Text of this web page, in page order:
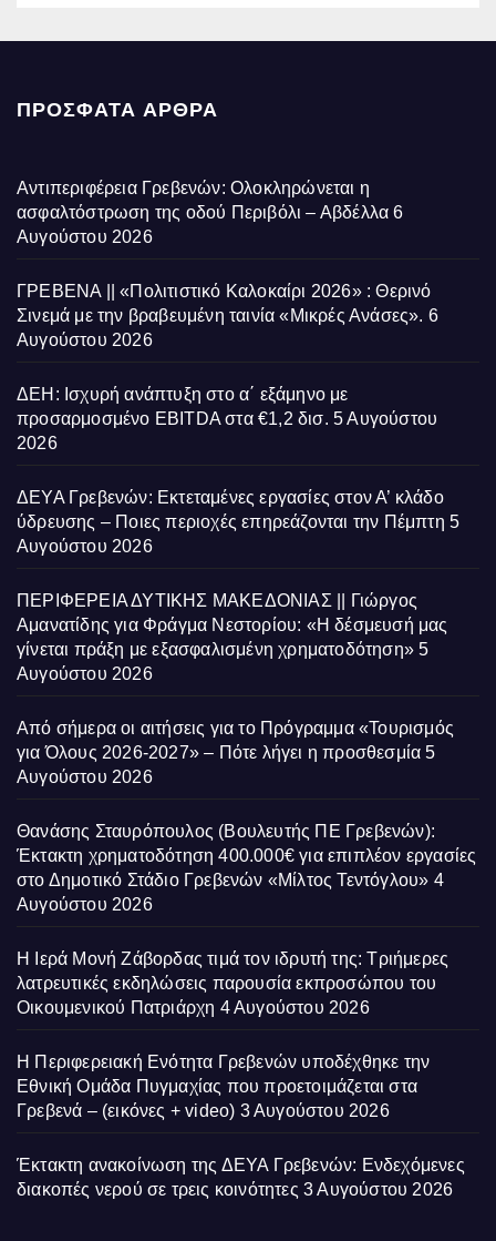
ΠΡΌΣΦΑΤΑ ΆΡΘΡΑ
Αντιπεριφέρεια Γρεβενών: Ολοκληρώνεται η
ασφαλτόστρωση της οδού Περιβόλι – Αβδέλλα 6
Αυγούστου 2026
ΓΡΕΒΕΝΑ || «Πολιτιστικό Καλοκαίρι 2026» : Θερινό
Σινεμά με την βραβευμένη ταινία «Μικρές Ανάσες». 6
Αυγούστου 2026
ΔΕΗ: Ισχυρή ανάπτυξη στο α΄ εξάμηνο με
προσαρμοσμένο EBITDA στα €1,2 δισ. 5 Αυγούστου
2026
ΔΕΥΑ Γρεβενών: Εκτεταμένες εργασίες στον Α’ κλάδο
ύδρευσης – Ποιες περιοχές επηρεάζονται την Πέμπτη 5
Αυγούστου 2026
ΠΕΡΙΦΕΡΕΙΑ ΔΥΤΙΚΗΣ ΜΑΚΕΔΟΝΙΑΣ || Γιώργος
Αμανατίδης για Φράγμα Νεστορίου: «Η δέσμευσή μας
γίνεται πράξη με εξασφαλισμένη χρηματοδότηση» 5
Αυγούστου 2026
Από σήμερα οι αιτήσεις για το Πρόγραμμα «Τουρισμός
για Όλους 2026-2027» – Πότε λήγει η προσθεσμία 5
Αυγούστου 2026
Θανάσης Σταυρόπουλος (Βουλευτής ΠΕ Γρεβενών):
Έκτακτη χρηματοδότηση 400.000€ για επιπλέον εργασίες
στο Δημοτικό Στάδιο Γρεβενών «Μίλτος Τεντόγλου» 4
Αυγούστου 2026
Η Ιερά Μονή Ζάβορδας τιμά τον ιδρυτή της: Τριήμερες
λατρευτικές εκδηλώσεις παρουσία εκπροσώπου του
Οικουμενικού Πατριάρχη 4 Αυγούστου 2026
Η Περιφερειακή Ενότητα Γρεβενών υποδέχθηκε την
Εθνική Ομάδα Πυγμαχίας που προετοιμάζεται στα
Γρεβενά – (εικόνες + video) 3 Αυγούστου 2026
Έκτακτη ανακοίνωση της ΔΕΥΑ Γρεβενών: Ενδεχόμενες
διακοπές νερού σε τρεις κοινότητες 3 Αυγούστου 2026